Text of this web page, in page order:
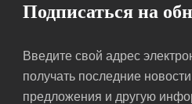
Подписаться на
Введите свой адрес
получать последние
предложения и другую